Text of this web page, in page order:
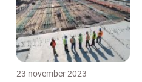
23 november 2023